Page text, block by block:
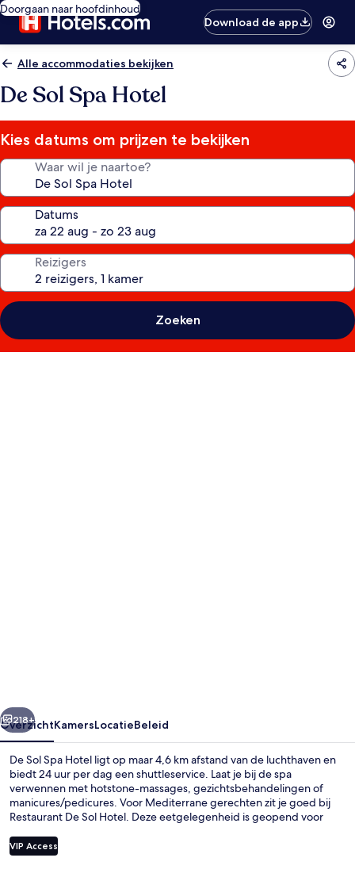
Doorgaan naar hoofdinhoud
Download de app
Alle accommodaties bekijken
De Sol Spa Hotel
Kies datums om prijzen te bekijken
Waar wil je naartoe?
Datums
Reizigers
Zoeken
Volgende
218+
OverzichtKamersLocatieBeleid
De Sol Spa Hotel ligt op maar 4,6 km afstand van de luchthaven en
biedt 24 uur per dag een shuttleservice. Laat je bij de spa
verwennen met hotstone-massages, gezichtsbehandelingen of
manicures/pedicures. Voor Mediterrane gerechten zit je goed bij
Restaurant De Sol Hotel. Deze eetgelegenheid is geopend voor
zoals een buitenzwembad, een bar aan het zwembad en een sauna.
Andere reizigers waarderen het behulpzame personeel.
VIP Access